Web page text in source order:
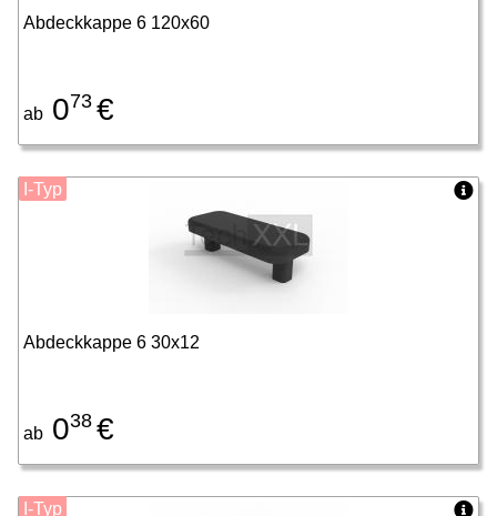
Abdeckkappe 6 120x60
ab 073 €
Abdeckkappe 6 30x12
ab 038 €
I-Typ
I-Typ